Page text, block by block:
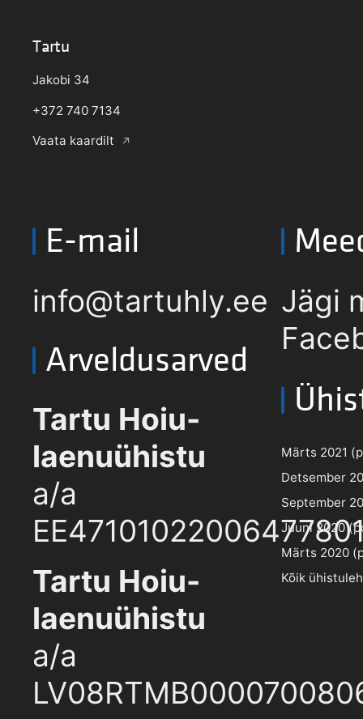
Tartu
Jakobi 34
+372 740 7134
Vaata kaardilt
E-mail
info@tartuhly.ee
Arveldusarved
Tartu Hoiu-
laenuühistu
a/a
Tartu Hoiu-
laenuühistu
a/a
Jägi
Märts 2021
Detsember
September
Juuni 2020
Märts 2020
Kõik